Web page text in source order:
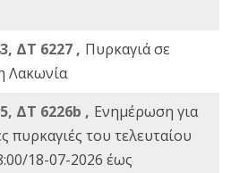
ΔΤ 6227 , Πυρκαγιά σε
Λακωνία
ΔΤ 6226b , Ενημέρωση για
πυρκαγιές του τελευταίου
18-07-2026 έως